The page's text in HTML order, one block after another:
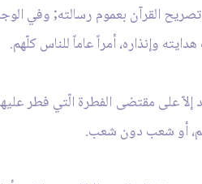
القرآن بعموم رسالته; وفي الوجه
وإنذاره، أمراً عاماً للناس كلّهم.
على مقتضى الفطرة الّتي فطر عليها
أو شعب دون شعب.